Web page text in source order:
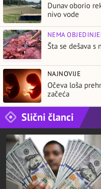
Dunav oborio
nivo vode
NEMA
Šta se dešava s
NAJNOVIJE
Očeva loša
začeća
Slični članci